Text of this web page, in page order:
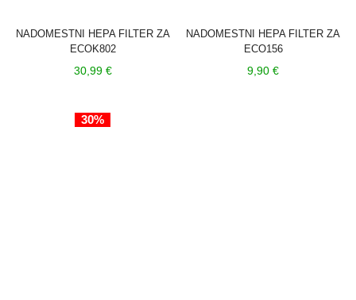
NADOMESTNI HEPA FILTER ZA
ECOK802
30,99 €
NADOMESTNI HEPA FILTER ZA
ECO156
9,90€
30%